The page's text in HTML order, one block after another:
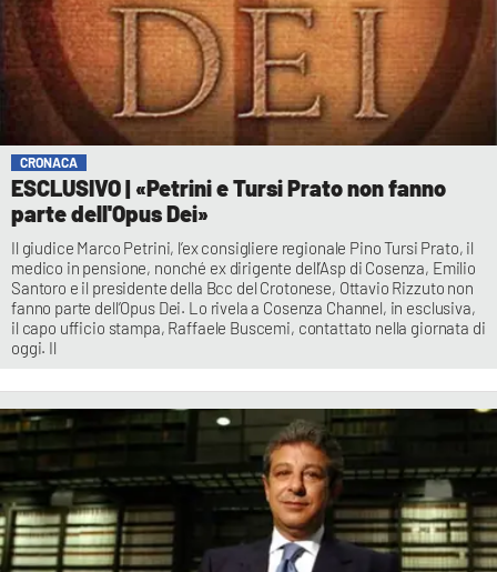
CRONACA
ESCLUSIVO | «Petrini e Tursi Prato non fanno
parte dell'Opus Dei»
Il giudice Marco Petrini, l’ex consigliere regionale Pino Tursi Prato, il
medico in pensione, nonché ex dirigente dell’Asp di Cosenza, Emilio
Santoro e il presidente della Bcc del Crotonese, Ottavio Rizzuto non
fanno parte dell’Opus Dei. Lo rivela a Cosenza Channel, in esclusiva,
il capo ufficio stampa, Raffaele Buscemi, contattato nella giornata di
oggi. Il